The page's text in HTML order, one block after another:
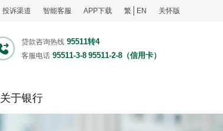
投诉渠道 智能客服 APP下载 繁 EN 关怀版
贷款咨询热线 95511转4
客服电话 95511-3-8 95511-2-8（信用卡）
关于银行